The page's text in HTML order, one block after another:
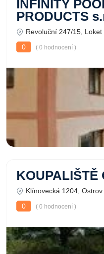
INFINITY
PRODUCTS
Revoluční 247/15, Loket
0
( 0 hodnocení )
KOUPALIŠTĚ
Klínovecká 1204,
0
( 0 hodnocení )